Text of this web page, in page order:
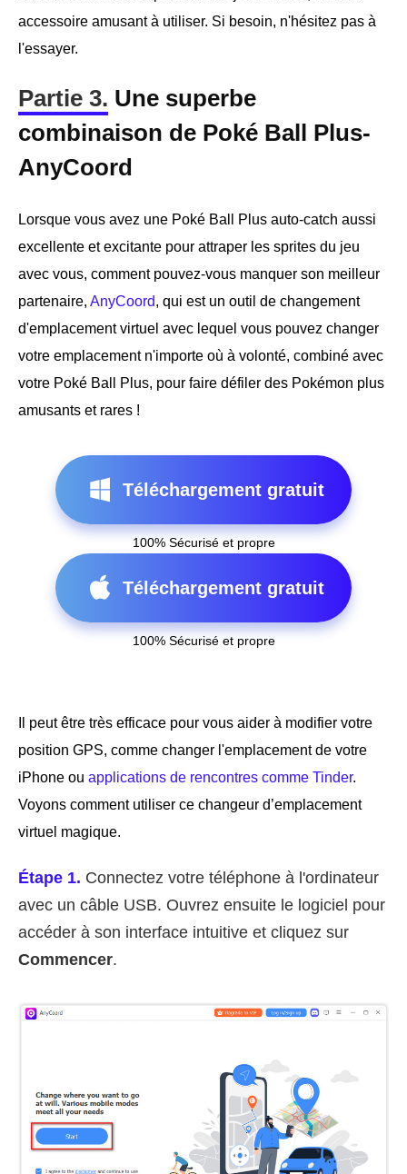
accessoire amusant à utiliser. Si besoin, n'hésitez pas à
l'essayer.
Partie 3. Une superbe
combinaison de Poké Ball Plus-
AnyCoord
Lorsque vous avez une Poké Ball Plus auto-catch aussi
excellente et excitante pour attraper les sprites du jeu
avec vous, comment pouvez-vous manquer son meilleur
partenaire, AnyCoord, qui est un outil de changement
d'emplacement virtuel avec lequel vous pouvez changer
votre emplacement n'importe où à volonté, combiné avec
votre Poké Ball Plus, pour faire défiler des Pokémon plus
amusants et rares !
Téléchargement gratuit
100% Sécurisé et propre
Téléchargement gratuit
100% Sécurisé et propre
Il peut être très efficace pour vous aider à modifier votre
position GPS, comme changer l'emplacement de votre
iPhone ou applications de rencontres comme Tinder.
Voyons comment utiliser ce changeur d’emplacement
virtuel magique.
Étape 1. Connectez votre téléphone à l'ordinateur
avec un câble USB. Ouvrez ensuite le logiciel pour
accéder à son interface intuitive et cliquez sur
Commencer.